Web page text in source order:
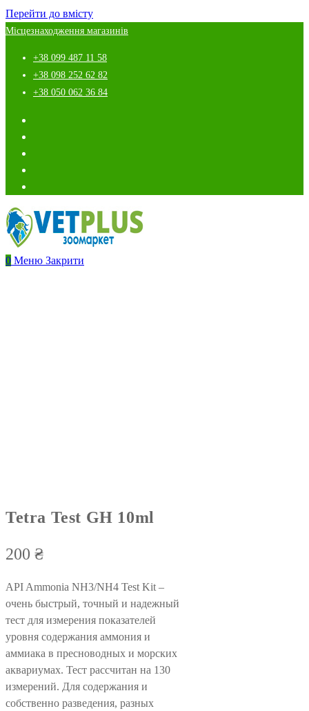
Перейти до вмісту
Місцезнаходження магазинів
+38 099 487 11 58
+38 098 252 62 82
+38 050 062 36 84
0 Меню Закрити
Tetra Test GH 10ml
200 ₴
API Ammonia NH3/NH4 Test Kit –
очень быстрый, точный и надежный
тест для измерения показателей
уровня содержания аммония и
аммиака в пресноводных и морских
аквариумах. Тест рассчитан на 130
измерений. Для содержания и
собственно разведения, разных